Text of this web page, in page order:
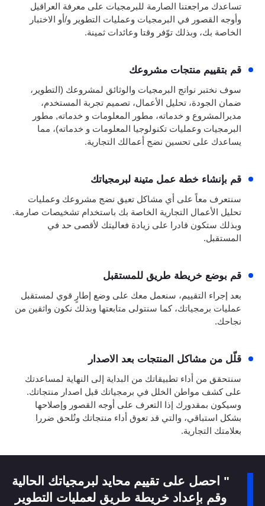
تساعدك مراجعتنا الصارمة للبرمجيات على معرفة العراقيل
وأوجه القصور في البرمجيات وعمليات التطوير و/أو الاختبار
الخاصة بك، وبذلك توّفر وقتا وعائدات ثمينة.
قم بتقييم منتجات مشروعك
سوف نختبر نواتج البرمجيات والوثائق لمشروعك (التطوير،
ضمان الجودة، تحليل الأعمال، تصميم تجربة المستخدم،
مديرالمشروع و خدماته، مطور المعلومات و خدماته, مطور
البرمجيات وعمليات تكنولوجيا المعلومات و خدماته)، مما
يساعدك على تحسين نضج أعمالك التجارية.
قم بإنشاء خطة عمل متينة لبرمجياتك
سنتعرف معاً على أي مشاكل تعيق نضج مشروعك وعمليات
تحليل الأعمال التجارية الخاصة بك باستخدام تشخيصات صارمة.
وبذلك ستكون قادرا على زيادة فعاليتك لأقصى حد في
المستقبل.
قم بوضع خريطة طريق للمستقبل
بعد إجراء التقييم، سنعمل معك على وضع إطارٍ قوي لمستقبل
عمليات برمجياتك، كما سنتولى متابعتها وبذلك نكون واثقين من
نجاحك.
قلّل من مشاكل المنتجات بعد الاصدار
سنتحقق من أداء تطبيقاتك من البداية إلى النهاية لمساعدتك
على كشف مواطن الخلل في برمجياتك قبل اصدار منتجاتك.
وسيكون بمقدورك إذا التعرف على أوجه القصور وإصلاحها
بشكل استباقي، والتي قد تعوق أداء منتجاتك وتُلحق ضررا
بعلامتك التجارية.
" احصل على تقييم محايد لبرمجياتك الحالية
وقم بإعداد خريطة طريق لعمليات التطوير